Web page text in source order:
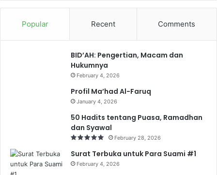
Popular Recent Comments
BID’AH: Pengertian, Macam dan
Hukumnya
February 4, 2026
Profil Ma’had Al-Faruq
January 4, 2026
50 Hadits tentang Puasa, Ramadhan
dan Syawal
February 28, 2026
Surat Terbuka untuk Para Suami #1
February 4, 2026